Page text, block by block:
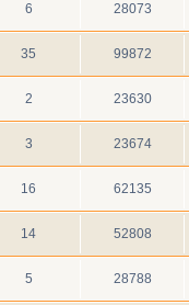
6 28073
35 99872
2 23630
3 23674
16 62135
14 52808
5 28788